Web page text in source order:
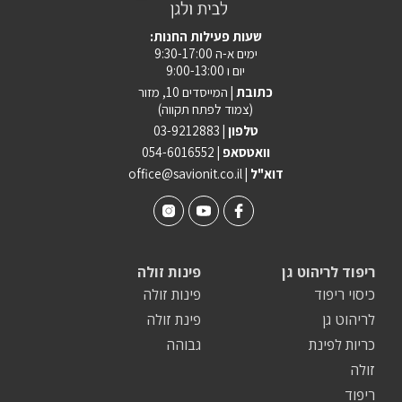
75 ס"מ
76 ס"מ
77 ס"מ
94 ס"מ
95 ס"מ
96 ס"מ
93 ס"מ
94 ס"מ
95 ס"מ
:שעות פעילות החנות
ימים א-ה 9:30-17:00
יום ו 9:00-13:00
כתובת | המייסדים 10, מזור
(צמוד לפתח תקווה)
טלפון | 03-9212883
וואטסאפ | 054-6016552
office@savionit.co.il | דוא"ל
פינות זולה
פינות זולה
פינת זולה
גבוהה
ריפוד לריהוט גן
כיסוי ריפוד
לריהוט גן
כריות לפינת
זולה
ריפוד